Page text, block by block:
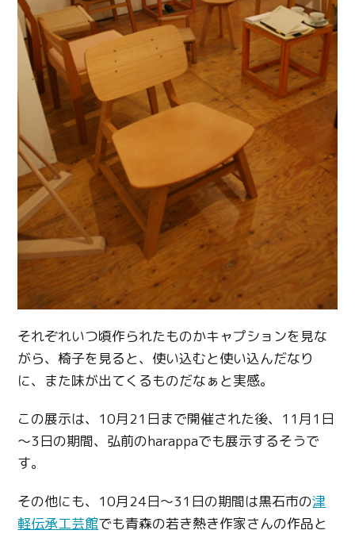
それぞれいつ頃作られたものかキャプションを見な
がら、椅子を見ると、使い込むと使い込んだなり
に、また味が出てくるものだなぁと実感。
この展示は、10月21日まで開催された後、11月1日
～3日の期間、弘前のharappaでも展示するそうで
す。
その他にも、10月24日～31日の期間は黒石市の津
軽伝承工芸館でも青森の若き熱き作家さんの作品と